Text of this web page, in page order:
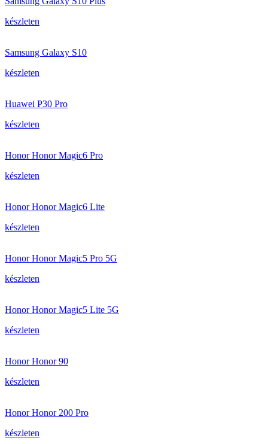
készleten
Samsung Galaxy S10
készleten
Huawei P30 Pro
készleten
Honor Honor Magic6 Pro
készleten
Honor Honor Magic6 Lite
készleten
Honor Honor Magic5 Pro 5G
készleten
Honor Honor Magic5 Lite 5G
készleten
Honor Honor 90
készleten
Honor Honor 200 Pro
készleten